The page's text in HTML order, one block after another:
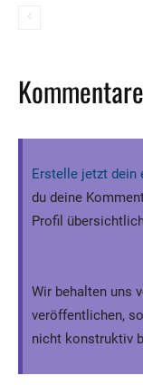
Kommentare
Erstelle jetzt dein
du deine
Profil
Wir behalten uns
veröffentlichen,
nicht konstruktiv